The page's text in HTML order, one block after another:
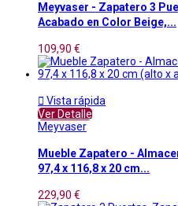
Meyvaser - Zapatero 3
Acabado en Color Beige,...
109,90 €
 Vista rápida
Ver Detalle
Meyvaser
Mueble Zapatero -
97,4 x 116,8 x 20 cm...
229,90 €